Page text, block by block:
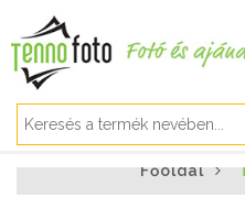
BejelentkezésFőoldal